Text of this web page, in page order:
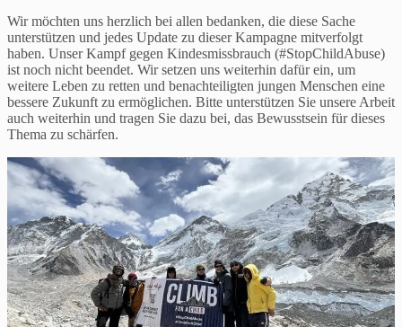
Wir möchten uns herzlich bei allen bedanken, die diese Sache
unterstützen und jedes Update zu dieser Kampagne mitverfolgt
haben. Unser Kampf gegen Kindesmissbrauch (#StopChildAbuse)
ist noch nicht beendet. Wir setzen uns weiterhin dafür ein, um
weitere Leben zu retten und benachteiligten jungen Menschen eine
bessere Zukunft zu ermöglichen. Bitte unterstützen Sie unsere Arbeit
auch weiterhin und tragen Sie dazu bei, das Bewusstsein für dieses
Thema zu schärfen.